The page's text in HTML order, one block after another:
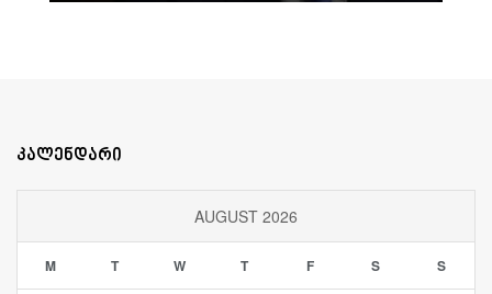
კალენდარი
AUGUST 2026
M T W T F S S